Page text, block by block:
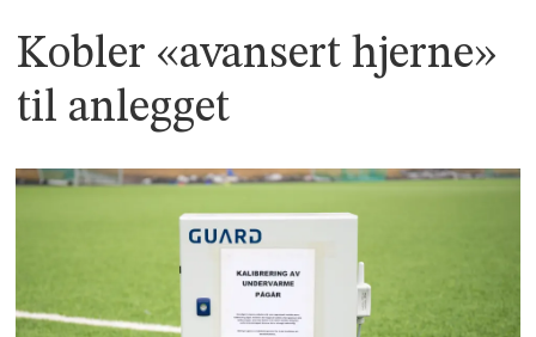
Kobler «avansert hjerne»
til anlegget